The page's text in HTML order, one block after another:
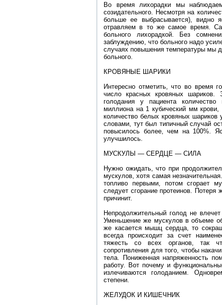
Во время лихорадки мы
созидательного. Несмотря на
больше ее выбрасывается), видно
отравляем в то же самое время.
больного лихорадкой. Без
заблуждению, что больного надо
случаях повышения температуры мы
больного.
КРОВЯНЫЕ ШАРИКИ
Интересно отметить, что во время
число красных кровяных шариков.
голодания у пациента
миллиона на 1 кубический мм
количество белых кровяных
словами, тут был типичный случай
повысилось более, чем на 100%.
улучшилось.
МУСКУЛЫ — СЕРДЦЕ — СИЛА
Нужно ожидать, что при
мускулов, хотя самая
топливо первыми, потом сгорает
следует сгорание протеинов. Потеря
причинит.
Непродолжительный голод не
Уменьшение же мускулов в объеме
же касается мышц сердца, то
всегда происходит за счет
тяжесть со всех органов, так
сопротивления для того, чтобы
тела. Пониженная напряженность
работу. Вот почему и
излечиваются голоданием.
степени.
ЖЕЛУДОК И КИШЕЧНИК